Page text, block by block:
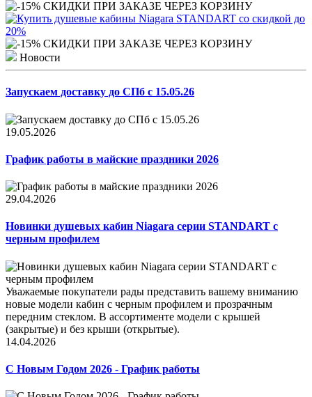
Новости
Запускаем доставку до СПб с 15.05.26
19.05.2026
График работы в майские праздники 2026
29.04.2026
Новинки душевых кабин Niagara серии STANDART с
черным профилем
Уважаемые покупатели рады представить вашему вниманию
новые модели кабин с черным профилем и прозрачным
передним стеклом. В ассортименте модели с крышей
(закрытые) и без крыши (открытые).
14.04.2026
С Новым Годом 2026 - График работы